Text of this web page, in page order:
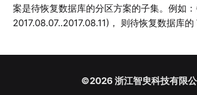
案是待恢复数据库的分区方案的子集。例如
2017.08.07..2017.08.11)， 则待恢复数据库
©2026 浙江智臾科技有限